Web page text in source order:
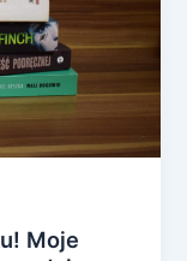
Moje